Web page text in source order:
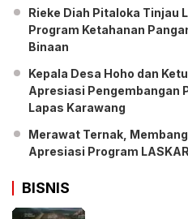
Rieke Diah Pitaloka Tinjau
Program Ketahanan
Binaan
Kepala Desa Hoho dan
Apresiasi Pengembangan
Lapas Karawang
Merawat Ternak,
Apresiasi Program
BISNIS